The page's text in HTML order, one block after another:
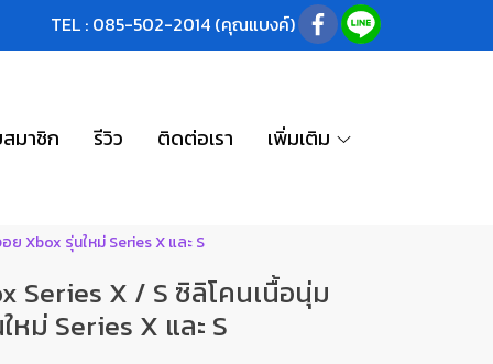
TEL : 085-502-2014 (คุณแบงค์)
มาชิก รีวิว ติดต่อเรา เพิ่มเติม
Xbox รุ่นใหม่ Series X และ S
Series X / S ซิลิโคนเนื้อนุ่ม
หม่ Series X และ S